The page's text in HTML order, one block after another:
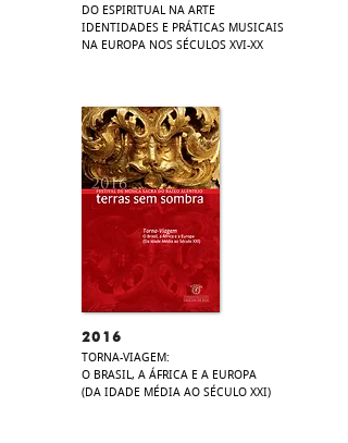
DO ESPIRITUAL NA ARTE
IDENTIDADES E PRÁTICAS MUSICAIS
NA EUROPA NOS SÉCULOS XVI-XX​
2016
TORNA-VIAGEM:
O BRASIL, A ÁFRICA E A EUROPA
(DA IDADE MÉDIA AO SÉCULO XXI)​​​